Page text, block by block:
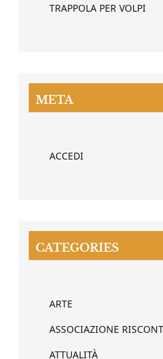
TRAPPOLA PER VOLPI
META
ACCEDI
CATEGORIES
ARTE
ASSOCIAZIONE
ATTUALITÀ